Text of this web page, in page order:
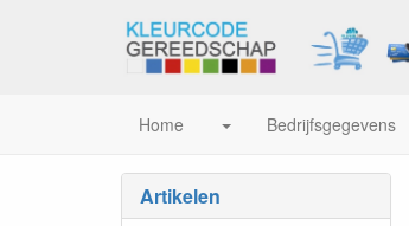
Home Bedrijfsgegevens
Artikelen